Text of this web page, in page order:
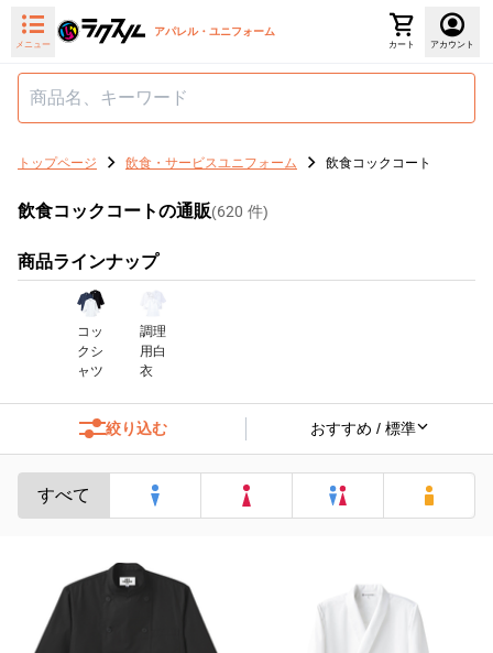
メニュー
アパレル・ユニフォーム
カート アカウント
トップページ 飲食・サービスユニフォーム 飲食コックコート
飲食コックコートの通販(620 件)
商品ラインナップ
コッ
クシ
ャツ
調理
用白
衣
絞り込む
すべて